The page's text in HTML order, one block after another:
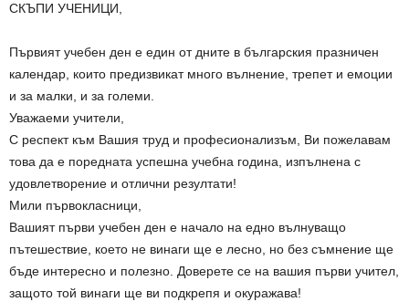
СКЪПИ УЧЕНИЦИ,
Първият учебен ден е един от дните в българския празничен
календар, които предизвикат много вълнение, трепет и емоции
и за малки, и за големи.
Уважаеми учители,
С респект към Вашия труд и професионализъм, Ви пожелавам
това да е поредната успешна учебна година, изпълнена с
удовлетворение и отлични резултати!
Мили първокласници,
Вашият първи учебен ден е начало на едно вълнуващо
пътешествие, което не винаги ще е лесно, но без съмнение ще
бъде интересно и полезно. Доверете се на вашия първи учител,
защото той винаги ще ви подкрепя и окуражава!